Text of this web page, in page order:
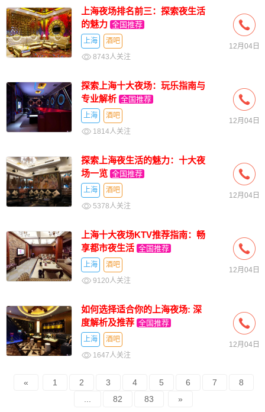
上海夜场排名前三：探索夜生活
的魅力 全国推荐
上海
酒吧
8743人关注
12月04日
探索上海十大夜场：玩乐指南与
专业解析 全国推荐
上海
酒吧
1814人关注
12月04日
探索上海夜生活的魅力：十大夜
场一览 全国推荐
上海
酒吧
5378人关注
12月04日
上海十大夜场KTV推荐指南：畅
享都市夜生活 全国推荐
上海
酒吧
9120人关注
12月04日
如何选择适合你的上海夜场: 深
度解析及推荐 全国推荐
上海
酒吧
1647人关注
12月04日
« 1 2 3 4 5 6 7
8
82 83 »